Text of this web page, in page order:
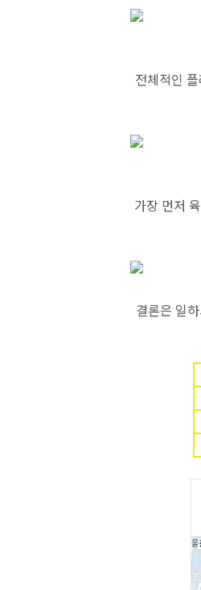
전체적인
가장 먼저
결론은 일